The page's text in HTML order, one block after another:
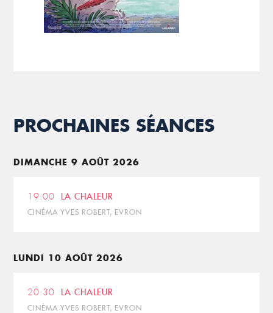
PROCHAINES SÉANCES
DIMANCHE 9 AOÛT 2026
19:00 LA CHALEUR
CINÉMA YVES ROBERT, EVRON
LUNDI 10 AOÛT 2026
20:30 LA CHALEUR
CINÉMA YVES ROBERT, EVRON